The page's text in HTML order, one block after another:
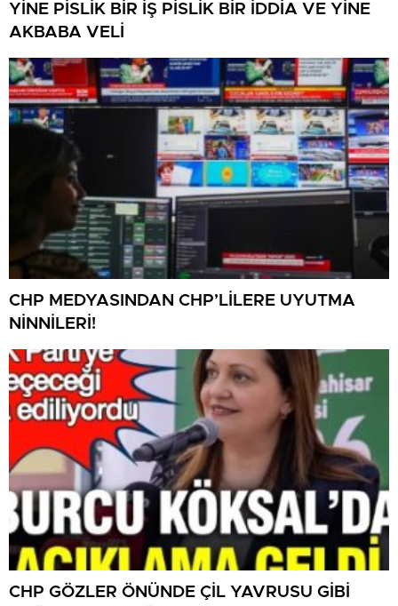
YİNE PİSLİK BİR İŞ PİSLİK BİR İDDİA VE YİNE
AKBABA VELİ
CHP MEDYASINDAN CHP’LİLERE UYUTMA
NİNNİLERİ!
CHP GÖZLER ÖNÜNDE ÇİL YAVRUSU GİBİ